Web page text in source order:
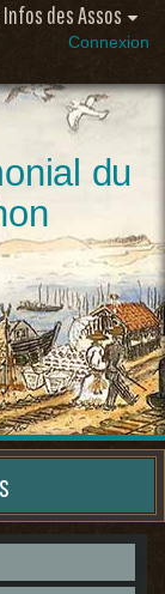
Infos des Assos
Connexion
du